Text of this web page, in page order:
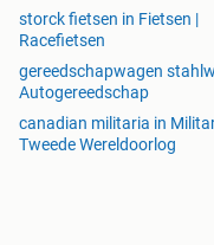
storck fietsen in Fietsen |
Racefietsen
gereedschapwagen
Autogereedschap
canadian militaria in
Tweede Wereldoorlog